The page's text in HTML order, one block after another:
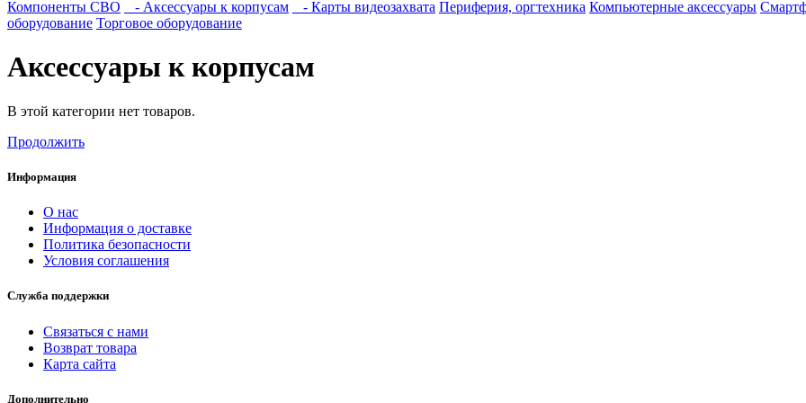
Компоненты СВО
- Аксессуары к корпусам - Карты видеозахвата Периферия, оргтехника Компьютерные аксессуары
оборудование Торговое оборудование
Аксессуары к корпусам
В этой категории нет товаров.
Продолжить
Информация
О нас
Информация о доставке
Политика безопасности
Условия соглашения
Служба поддержки
Связаться с нами
Возврат товара
Карта сайта
Дополнительно